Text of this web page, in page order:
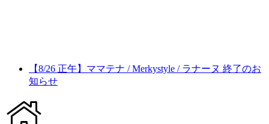
【8/26 正午】ママテナ / Merkystyle / ラナーヌ 終了のお
知らせ